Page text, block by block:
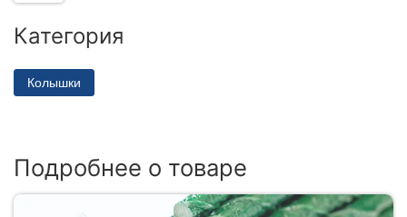
Категория
Колышки
Подробнее о товаре